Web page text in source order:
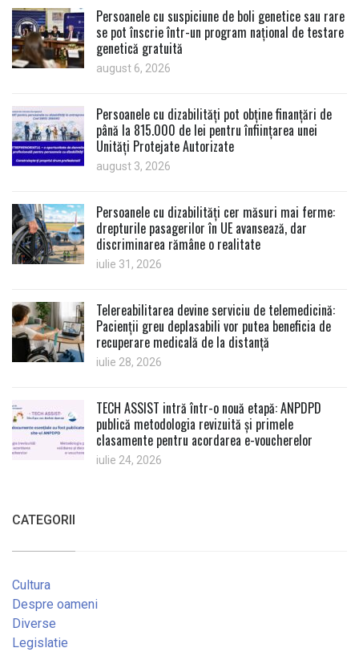
Persoanele cu suspiciune de boli genetice sau rare
se pot înscrie într-un program național de testare
genetică gratuită
august 6, 2026
Persoanele cu dizabilități pot obține finanțări de
până la 815.000 de lei pentru înființarea unei
Unități Protejate Autorizate
august 3, 2026
Persoanele cu dizabilități cer măsuri mai ferme:
drepturile pasagerilor în UE avansează, dar
discriminarea rămâne o realitate
iulie 31, 2026
Telereabilitarea devine serviciu de telemedicină:
Pacienții greu deplasabili vor putea beneficia de
recuperare medicală de la distanță
iulie 28, 2026
TECH ASSIST intră într-o nouă etapă: ANPDPD
publică metodologia revizuită și primele
clasamente pentru acordarea e-voucherelor
iulie 24, 2026
CATEGORII
Cultura
Despre oameni
Diverse
Legislatie